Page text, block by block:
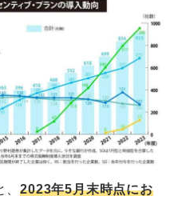
、2023年5月末時点にお